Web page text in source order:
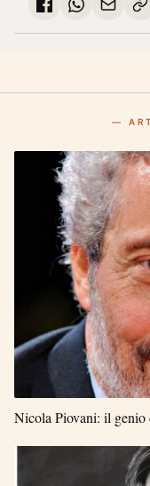
—
Nicola Piovani: il genio